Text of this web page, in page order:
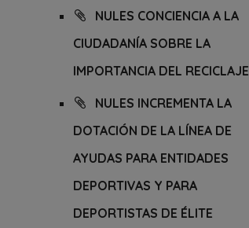
NULES CONCIENCIA A LA
CIUDADANÍA SOBRE LA
IMPORTANCIA DEL RECICLAJE
NULES INCREMENTA LA
DOTACIÓN DE LA LÍNEA DE
AYUDAS PARA ENTIDADES
DEPORTIVAS Y PARA
DEPORTISTAS DE ÉLITE